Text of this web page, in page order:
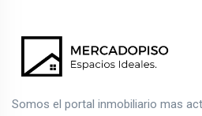
Somos el portal inmobiliario mas